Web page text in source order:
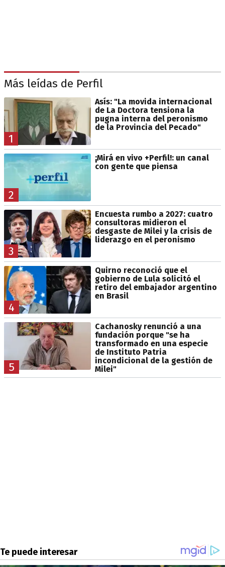
Más leídas de Perfil
1
Asís: "La movida internacional
de La Doctora tensiona la
pugna interna del peronismo
de la Provincia del Pecado"
2
¡Mirá en vivo +Perfil!: un canal
con gente que piensa
3
Encuesta rumbo a 2027: cuatro
consultoras midieron el
desgaste de Milei y la crisis de
liderazgo en el peronismo
4
Quirno reconoció que el
gobierno de Lula solicitó el
retiro del embajador argentino
en Brasil
5
Cachanosky renunció a una
fundación porque "se ha
transformado en una especie
de Instituto Patria
incondicional de la gestión de
Milei"